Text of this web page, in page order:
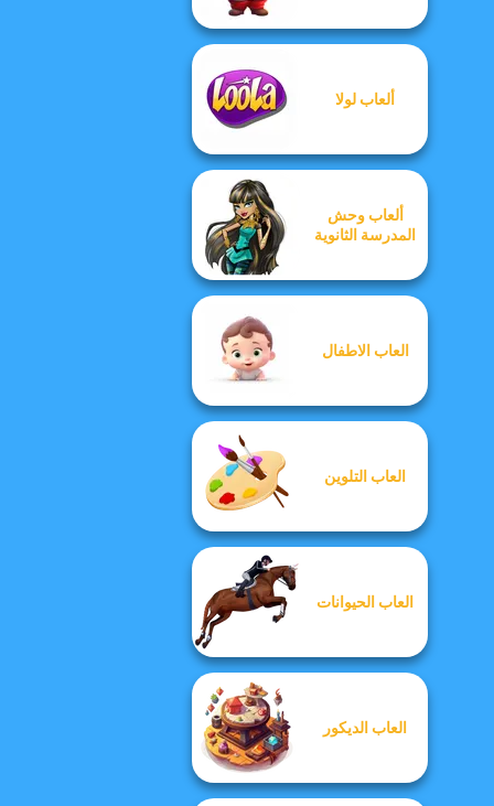
ألعاب لولا
ألعاب وحش
المدرسة الثانوية
العاب الاطفال
العاب التلوين
العاب الحيوانات
العاب الديكور